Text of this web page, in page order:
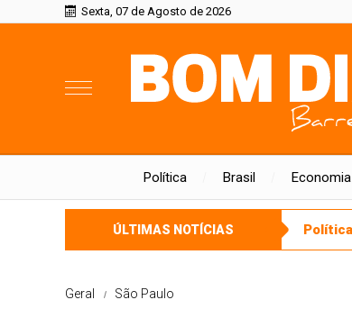
Sexta, 07 de Agosto de 2026
Política Brasil Economia
ÚLTIMAS NOTÍCIAS Política
Geral São Paulo